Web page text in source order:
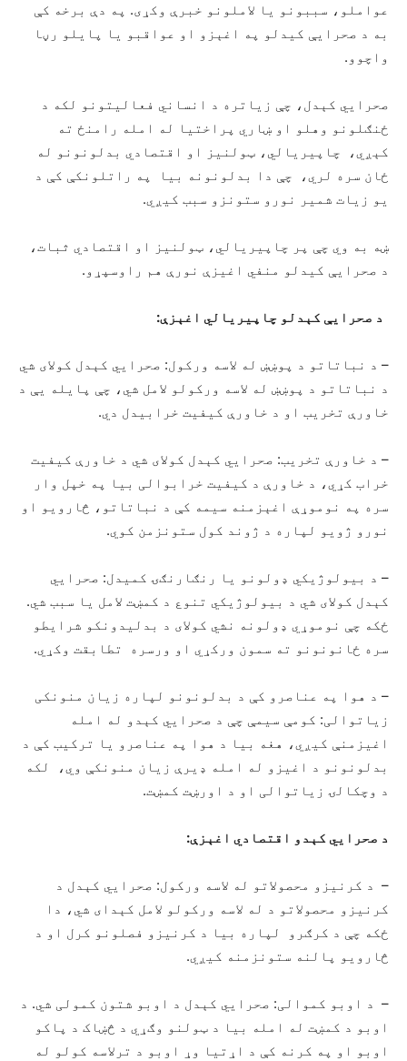
عواملو، سببونو یا لاملونو خبرې وکړی. په دې برخه کې
به د صحرایې کیدلو په اغېزو او عواقبو یا پایلو رڼا
واچوو.
صحرايي کېدل، چې زیاتره د انساني فعالیتونو لکه د
ځنګلونو وهلو او ښاري پراختیا له امله رامنځ ته
کېږي، چاپیریالي، ټولنیز او اقتصادي بدلونونو له
ځان سره لري، چې دا بدلونونه بیا په راتلونکې کې د
یو زیات شمیر نورو ستونزو سبب کیږي.
ښه به وي چې پر چاپیریالي، ټولنیز او اقتصادي ثبات،
د صحرایې کیدلو منفي اغیزې نورې هم راوسپړو.
د صحرایې کېدلو چاپیریالي اغېزې:
– د نباتاتو د پوښښ له لاسه ورکول: صحرايي کېدل کولای شي
د نباتاتو د پوښښ له لاسه ورکولو لامل شي، چې پایله یې د
خاورې تخریب او د خاورې کیفیت خرابیدل دي.
– د خاورې تخریب: صحرايي کېدل کولای شي د خاورې کیفیت
خراب کړي، د خاورې د کیفیت خرابوالی بیا په خپل وار
سره په نوموړې اغېزمنه سیمه کې د نباتاتو، څارویو او
نورو ژویو لپاره د ژوند کول ستونزمن کوي.
– د بیولوژیکي ډولونو یا رنګارنګۍ کمیدل: صحرايي
کېدل کولای شي د بیولوژیکي تنوع د کمښت لامل یا سبب شي.
ځکه چې نوموړي ډولونه نشي کولای د بدلیدونکو شرایطو
سره ځانونونو ته سمون ورکړي او ورسره تطابقت وکړي.
– د هوا په عناصرو کې د بدلونونو لپاره زیان منونکی
زیاتوالی: کومې سیمې چې د صحرايي کېدو له امله
اغیزمنې کیږي، هغه بیا د هوا په عناصرو یا ترکیب کې د
بدلونونو د اغیزو له امله ډیرې زیان منونکې وي، لکه
د وچکالۍ زیاتوالی او د اورښت کمښت.
د صحرايي کېدو اقتصادي اغېزې:
– د کرنیزو محصولاتو له لاسه ورکول: صحرايي کېدل د
کرنیزو محصولاتو د له لاسه ورکولو لامل کېدای شي، دا
ځکه چې د کرګرو لپاره بیا د کرنیزو فصلونو کرل او د
څارویو پالنه ستونزمنه کیږي.
– د اوبو کموالی: صحرايي کېدل د اوبو شتون کمولی شي. د
اوبو د کمښت له امله بیا د ټولنو وګړي د څښاک د پاکو
اوبو او په کرنه کې د اړتیا وړ اوبو د ترلاسه کولو له